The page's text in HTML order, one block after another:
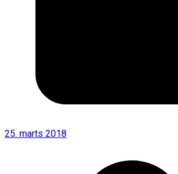
25. marts 2018